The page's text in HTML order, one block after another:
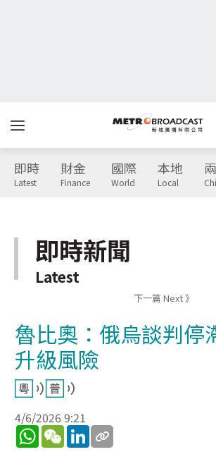
即時
Latest
財金
Finance
國際
World
本地
Local
即時新聞
Latest
下一篇 Next 》
魯比奧：俄烏談判停
升級風險
4/6/2026 9:21
WhatsApp
WeChatLinkedIn